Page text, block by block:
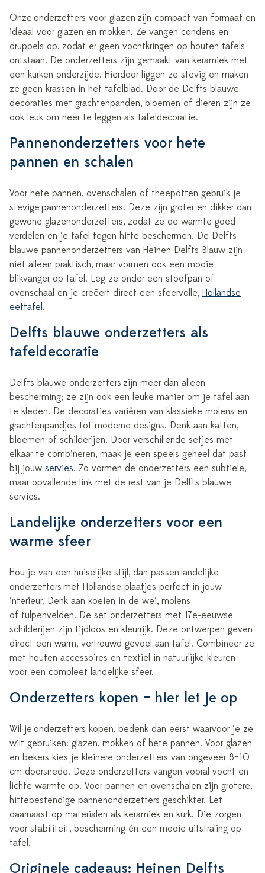
Onze onderzetters voor glazen zijn compact van formaat en
ideaal voor glazen en mokken. Ze vangen condens en
druppels op, zodat er geen vochtkringen op houten tafels
ontstaan. De onderzetters zijn gemaakt van keramiek met
een kurken onderzijde. Hierdoor liggen ze stevig en maken
ze geen krassen in het tafelblad. Door de Delfts blauwe
decoraties met grachtenpanden, bloemen of dieren zijn ze
ook leuk om neer te leggen als tafeldecoratie.
Pannenonderzetters voor hete
pannen en schalen
Voor hete pannen, ovenschalen of theepotten gebruik je
stevige pannenonderzetters. Deze zijn groter en dikker dan
gewone glazenonderzetters, zodat ze de warmte goed
verdelen en je tafel tegen hitte beschermen. De Delfts
blauwe pannenonderzetters van Heinen Delfts Blauw zijn
niet alleen praktisch, maar vormen ook een mooie
blikvanger op tafel. Leg ze onder een stoofpan of
ovenschaal en je creëert direct een sfeervolle, Hollandse
eettafel.
Delfts blauwe onderzetters als
tafeldecoratie
Delfts blauwe onderzetters zijn meer dan alleen
bescherming; ze zijn ook een leuke manier om je tafel aan
te kleden. De decoraties variëren van klassieke molens en
grachtenpandjes tot moderne designs. Denk aan katten,
bloemen of schilderijen. Door verschillende setjes met
elkaar te combineren, maak je een speels geheel dat past
bij jouw servies. Zo vormen de onderzetters een subtiele,
maar opvallende link met de rest van je Delfts blauwe
servies.
Landelijke onderzetters voor een
warme sfeer
Hou je van een huiselijke stijl, dan passen landelijke
onderzetters met Hollandse plaatjes perfect in jouw
interieur. Denk aan koeien in de wei, molens
of tulpenvelden. De set onderzetters met 17e-eeuwse
schilderijen zijn tijdloos en kleurrijk. Deze ontwerpen geven
direct een warm, vertrouwd gevoel aan tafel. Combineer ze
met houten accessoires en textiel in natuurlijke kleuren
voor een compleet landelijke sfeer.
Onderzetters kopen – hier let je op
Wil je onderzetters kopen, bedenk dan eerst waarvoor je ze
wilt gebruiken: glazen, mokken of hete pannen. Voor glazen
en bekers kies je kleinere onderzetters van ongeveer 8–10
cm doorsnede. Deze onderzetters vangen vooral vocht en
lichte warmte op. Voor pannen en ovenschalen zijn grotere,
hittebestendige pannenonderzetters geschikter. Let
daarnaast op materialen als keramiek en kurk. Die zorgen
voor stabiliteit, bescherming én een mooie uitstraling op
tafel.
Originele cadeaus: Heinen Delfts